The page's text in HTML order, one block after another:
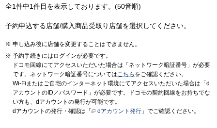
全1件中1件目を表示しております。(50音順)
予約申込する店舗/購入商品受取り店舗を選択してください。
申し込み後に店舗を変更することはできません。
予約手続きにはログインが必要です。
ドコモ回線にてアクセスいただいた場合は「ネットワーク暗証番号」が必要
です。ネットワーク暗証番号についてはこちら をご確認ください。
Wi-Fiまたはご自宅のインターネット環境にてアクセスいただいた場合は「d
アカウントのID／パスワード」が必要です。ドコモの契約回線をお持ちでな
い方も、dアカウントの発行が可能です。
dアカウントの発行・確認は「
dアカウント発行 」でご確認ください。